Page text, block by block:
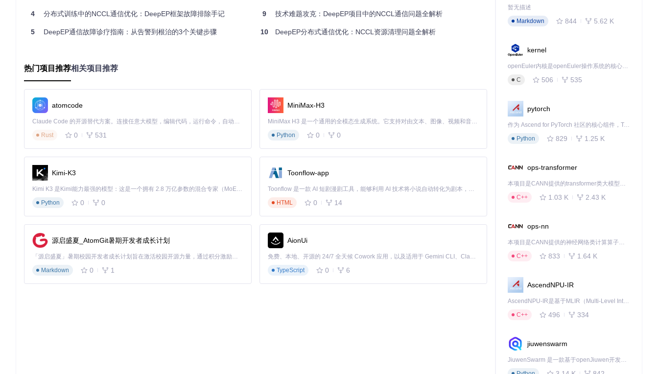
底层原理补充 ：NCCL采用分布式初始化模式，每个进程会创建独立的通信上下文。若程序异常退出，这些上下文将无法通过正常途径销毁，导致操作
系统资源泄漏警告。
3️⃣环境变量验证
解决方案：三级递进式修复策略
🛠️ 临时环境变量配置
在测试脚本执行前设置：
export NVSHMEM_USE_NCCL=0
验证效果
根本修复：资源生命周期管理
进程组显式销毁
# tests/test_intranode.py 末尾添加
import torch.distributed as
    dist.destroy_process_group()
# 显式销毁NCCL进程组
🛠️通信库初始化优化
4 分布式训练中的NCCL通信优化：DeepEP框架故障排除手记
5 DeepEP通信故障诊疗指南：从告警到根治的3个关键步骤
9 技术难题攻克：DeepEP项目中的NCCL通信问题全解析
10 DeepEP分布式通信优化：NCCL资源清理问题全解析
热门项目推荐相关项目推荐
atomcode
Claude Code 的开源替代方案。连接任意大模型，编辑代码，运行命令，自动验证 — 全自动执行。用 Rust 构建，极致性能。 ｜ An open-source alternative to Claude Code. Connect any LLM, edit code, run commands, and verify changes — autonomously. Built in Rust for speed. Get Started
Rust
0 531
MiniMax-H3
MiniMax H3 是一个通用的全模态生成系统。它支持对由文本、图像、视频和音频组成的多模态上下文进行统一理解，并能生成分辨率高达 2K、时长可达 15 秒的带原生立体声音频的视频。得益于面向任务泛化的系统设计，H3 在预训练阶段就已具备广泛的多模态上下文理解与生成能力，能够出色地执行复杂的多模态指令。
Python
0 0
Kimi-K3
Kimi K3 是Kimi能力最强的模型：这是一个拥有 2.8 万亿参数的混合专家（MoE）模型，具备原生视觉理解能力，并支持 100 万 token 的上下文窗口。
Python
0 0
Toonflow-app
Toonflow 是一款 AI 短剧漫剧工具，能够利用 AI 技术将小说自动转化为剧本，并结合 AI 生成的图片和视频，实现高效的短剧创作。借助 Toonflow，可以轻松完成从文字到影像的全流程，让短剧制作变得更加智能与便捷。
HTML
0 14
源启盛夏_AtomGit暑期开发者成长计划
「源启盛夏」暑期校园开发者成长计划旨在激活校园开源力量，通过积分激励、认证扶持、资源倾斜等形式，引导高校组织和开发者完成「入驻 — 建项目 — 做贡献 — 获认证 — 得资源」的完整闭环。无论你是想带领社团入驻平台的组织者，还是希望用代码贡献证明自己的开发者，都能在这里找到属于你的成长路径。
Markdown
0 1
AionUi
免费、本地、开源的 24/7 全天候 Cowork 应用，以及适用于 Gemini CLI、Claude Code、Codex、OpenCode、Qwen Code、Goose CLI、Auggie 等的 OpenClaw | 🌟 喜欢就点star吧
TypeScript
0 6
暂无描述
Markdown
844 5.62 K
kernel
openEuler内核是openEuler操作系统的核心，既是系统性能与稳定性的基石，也是连接处理器、设备与服务的桥梁。
C
506 535
pytorch
作为 Ascend for PyTorch 社区的核心组件，TorchNPU 是昇腾专为 PyTorch 打造的深度学习适配插件，使 PyTorch 框架能够直接调用昇腾 NPU，为开发者提供昇腾 AI 处理器的超强算力。
Python
829 1.25 K
ops-transformer
本项目是CANN提供的transformer类大模型算子库，实现网络在NPU上加速计算。
C++
1.03 K 2.43 K
ops-nn
本项目是CANN提供的神经网络类计算算子库，实现网络在NPU上加速计算。
C++
833 1.64 K
AscendNPU-IR
AscendNPU-IR是基于MLIR（Multi-Level Intermediate Representation）构建的，面向昇腾亲和算子编译时使用的中间表示，提供昇腾完备表达能力，通过编译优化提升昇腾AI处理器计算效率，支持通过生态框架使能昇腾AI处理器与深度调优
C++
496 334
jiuwenswarm
JiuwenSwarm 是一款基于openJiuwen开发的智能AI Agent，它能够将大语言模型的强大能力，通过你日常使用的各类通讯应用，直接延伸至你的指尖。